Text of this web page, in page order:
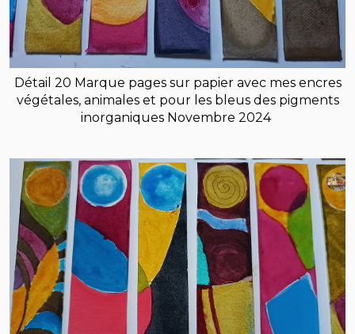
Détail 20 Marque pages sur papier avec mes encres
végétales, animales et pour les bleus des pigments
inorganiques Novembre 2024